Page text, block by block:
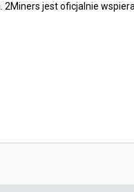
2Miners jest oficjalnie